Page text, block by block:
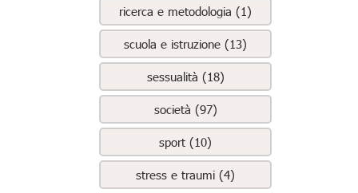
ricerca e metodologia (1)
scuola e istruzione (13)
sessualità (18)
società (97)
sport (10)
stress e traumi (4)